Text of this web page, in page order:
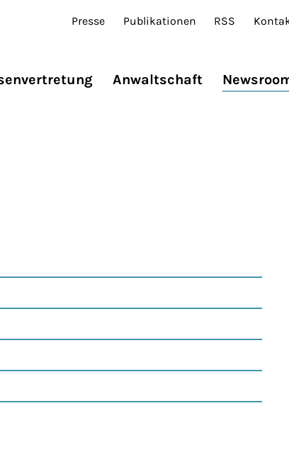
Presse Publikationen RSS
Anwaltschaft